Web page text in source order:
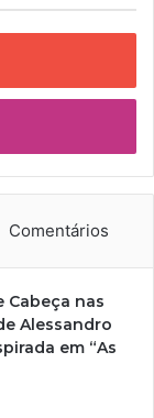
Comentários
Cabeça nas
Alessandro
em “As